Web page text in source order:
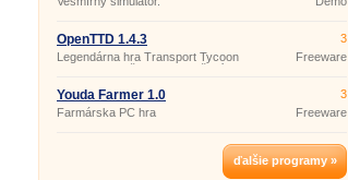
OpenTTD 1.4.3
Legendárna hra Transport Tycoon
Deluxe s množstvom vylepšení.
3
Freeware
Youda Farmer 1.0
Farmárska PC hra
3
Freeware
ďalšie programy »